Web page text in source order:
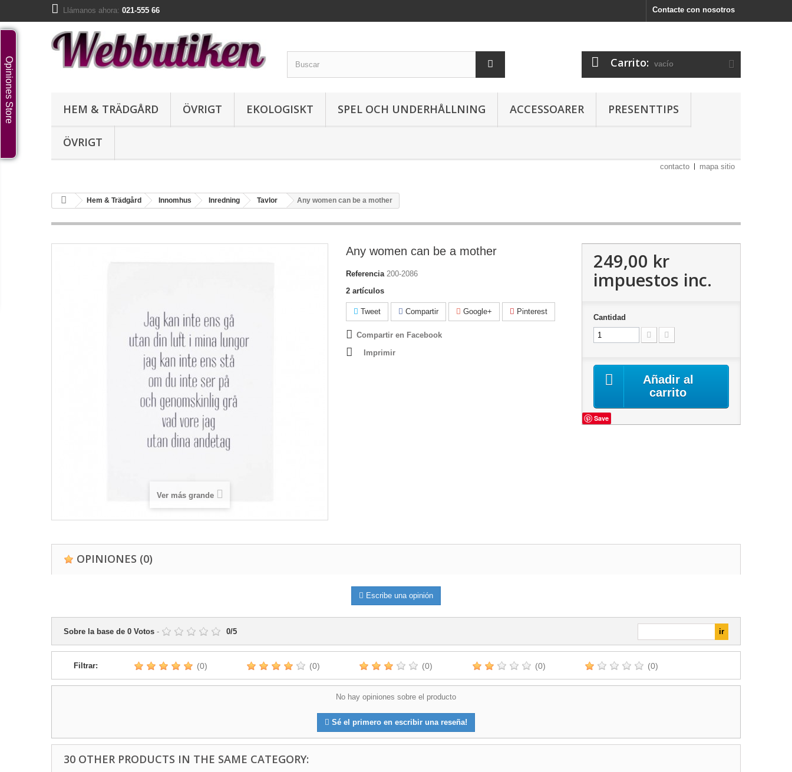
Contacte con nosotros
Llámanos ahora: 021-555 66
Carrito: vacío
HEM & TRÄDGÅRD ÖVRIGT EKOLOGISKT SPEL OCH UNDERHÅLLNING ACCESSOARER PRESENTTIPS
ÖVRIGT
contacto mapa sitio
Hem & Trädgård Innomhus Inredning Tavlor Any women can be a mother
Ver más grande
Any women can be a mother
Referencia 200-2086
2 artículos
Tweet Compartir Google+ Pinterest
Compartir en Facebook
Imprimir
249,00 kr
impuestos inc.
Cantidad
Añadir al
carrito
Save
OPINIONES (0)
Escribe una opinión
Sobre la base de 0 Votos - 0/5
Filtrar: (0) (0) (0) (0) (0)
No hay opiniones sobre el producto
Sé el primero en escribir una reseña!
30 OTHER PRODUCTS IN THE SAME CATEGORY:
Opiniones Store